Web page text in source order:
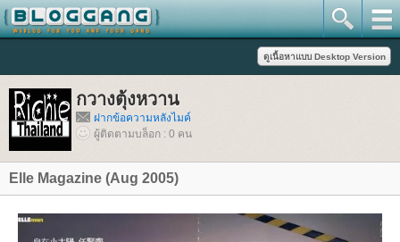
กวางตุ้งหวาน
ฝากข้อความหลังไมค์
ผู้ติดตามบล็อก : 0 คน
Elle Magazine (Aug 2005)